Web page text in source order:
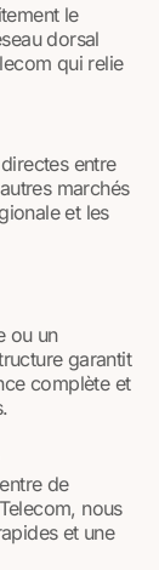
le
dorsal
qui relie
entre
marchés
et les
ou un
garantit
complète et
de
nous
et une